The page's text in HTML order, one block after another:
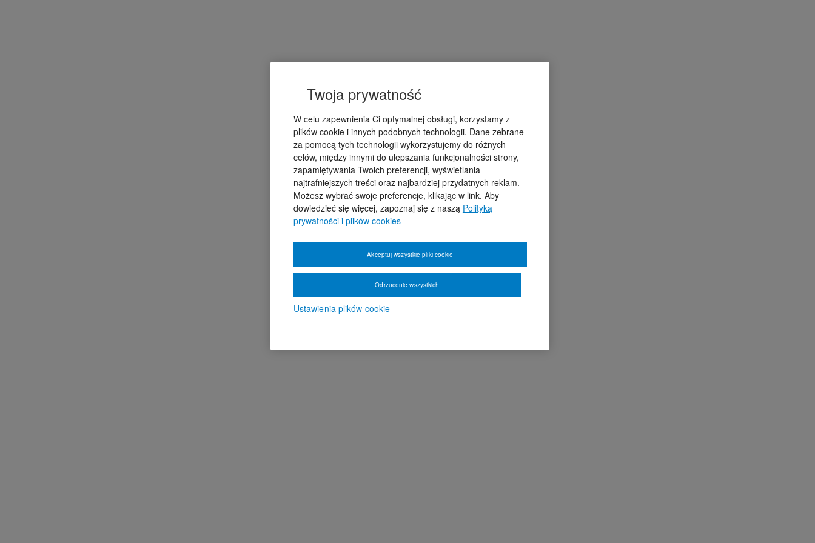
Twoja prywatność
W celu zapewnienia Ci optymalnej obsługi, korzystamy z
plików cookie i innych podobnych technologii. Dane zebrane
za pomocą tych technologii wykorzystujemy do różnych
celów, między innymi do ulepszania funkcjonalności strony,
zapamiętywania Twoich preferencji, wyświetlania
najtrafniejszych treści oraz najbardziej przydatnych reklam.
Możesz wybrać swoje preferencje, klikając w link. Aby
dowiedzieć się więcej, zapoznaj się z naszą Polityką
prywatności i plików cookies
Ustawienia plików cookie
Odrzucenie wszystkich
Akceptuj wszystkie pliki cookie